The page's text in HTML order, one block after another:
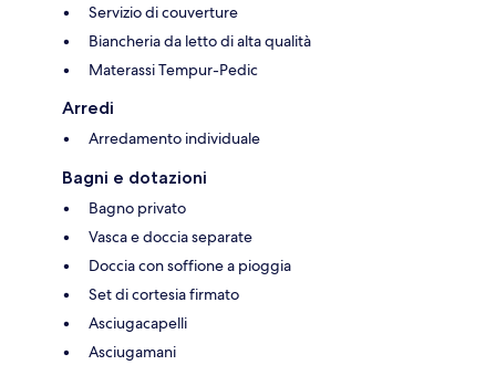
Servizio di couverture
Biancheria da letto di alta qualità
Materassi Tempur-Pedic
Arredi
Arredamento individuale
Bagni e dotazioni
Bagno privato
Vasca e doccia separate
Doccia con soffione a pioggia
Set di cortesia firmato
Asciugacapelli
Asciugamani